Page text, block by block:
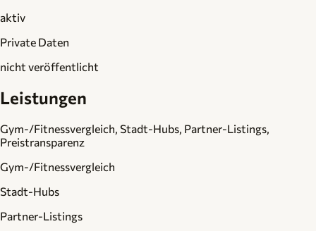
aktiv
Private Daten
nicht veröffentlicht
Leistungen
Gym-/Fitnessvergleich, Stadt-Hubs, Partner-Listings,
Preistransparenz
Gym-/Fitnessvergleich
Stadt-Hubs
Partner-Listings